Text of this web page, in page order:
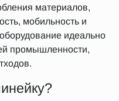
материалов,
мобильность и
идеально
промышленности,